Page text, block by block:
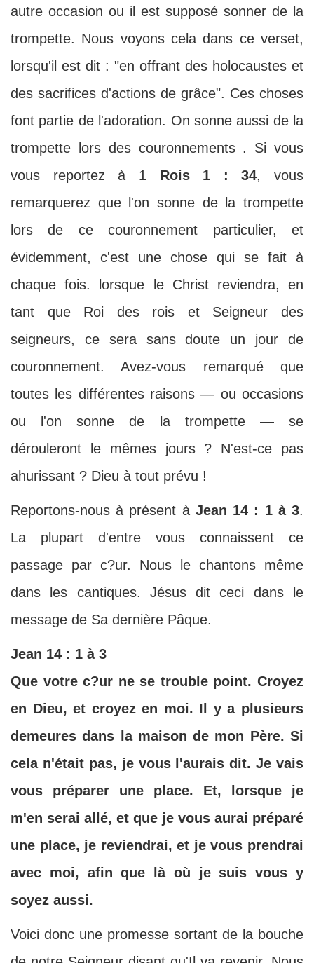
autre occasion ou il est supposé sonner de la
trompette. Nous voyons cela dans ce verset,
lorsqu'il est dit : "en offrant des holocaustes et
des sacrifices d'actions de grâce". Ces choses
font partie de l'adoration. On sonne aussi de la
trompette lors des couronnements . Si vous
vous reportez à 1 Rois 1 : 34, vous
remarquerez que l'on sonne de la trompette
lors de ce couronnement particulier, et
évidemment, c'est une chose qui se fait à
chaque fois. lorsque le Christ reviendra, en
tant que Roi des rois et Seigneur des
seigneurs, ce sera sans doute un jour de
couronnement. Avez-vous remarqué que
toutes les différentes raisons — ou occasions
ou l'on sonne de la trompette — se
dérouleront le mêmes jours ? N'est-ce pas
ahurissant ? Dieu à tout prévu !
Reportons-nous à présent à Jean 14 : 1 à 3.
La plupart d'entre vous connaissent ce
passage par c?ur. Nous le chantons même
dans les cantiques. Jésus dit ceci dans le
message de Sa dernière Pâque.
Jean 14 : 1 à 3
Que votre c?ur ne se trouble point. Croyez
en Dieu, et croyez en moi. Il y a plusieurs
demeures dans la maison de mon Père. Si
cela n'était pas, je vous l'aurais dit. Je vais
vous préparer une place. Et, lorsque je
m'en serai allé, et que je vous aurai préparé
une place, je reviendrai, et je vous prendrai
avec moi, afin que là où je suis vous y
soyez aussi.
Voici donc une promesse sortant de la bouche